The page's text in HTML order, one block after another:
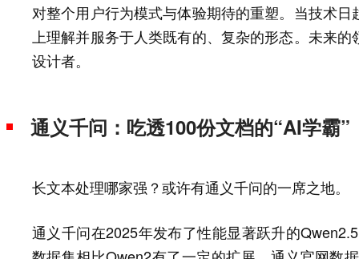
对整个用户行为模式与体验期待的重塑。当技术
上理解并服务于人类既有的、复杂的形态。未来
设计者。
通义千问：吃透100份文档的“AI学霸”
长文本处理哪家强？或许有通义千问的一席之地。
通义千问在2025年发布了性能显著跃升的